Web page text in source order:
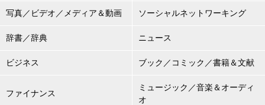
写真／ビデオ／メディア＆動画 ソーシャルネットワーキング
辞書／辞典 ニュース
ビジネス ブック／コミック／書籍＆文献
ファイナンス
ミュージック／音楽＆オーディ
オ